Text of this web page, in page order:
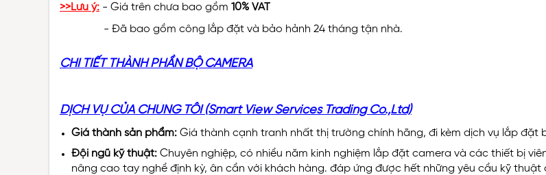
>>Lưu ý: - Giá trên chưa bao gồm 10% VAT
- Đã bao gồm công lắp đặt và bảo hảnh 24 tháng tận nhà.
CHI TIẾT THÀNH PHẦN BỘ CAMERA
DỊCH VỤ CỦA CHÚNG TÔI (Smart View Services Trading Co.,Ltd)
Giá thành sản phẩm:Giá thành cạnh tranh nhất thị trường chính hãng, đi kèm dịch vụ lắp đặt
Đội ngũ kỹ thuật: Chuyên nghiệp, có nhiều năm kinh nghiệm lắp đặt camera và các thiết bị
nâng cao tay nghề định kỳ, ân cần với khách hàng. đáp ứng được hết những yêu cầu kỹ thuật